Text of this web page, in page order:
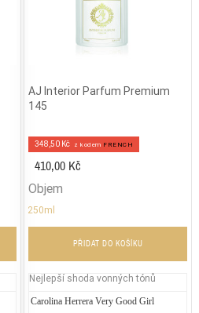
Armani - My Way Floral
AJ Interior Parfum Premium
145
348,50 Kč z kodem FRENCH
410,00 Kč
Objem
250ml
PŘIDAT DO KOŠÍKU
Nejlepší shoda vonných tónů
Carolina Herrera Very Good Girl